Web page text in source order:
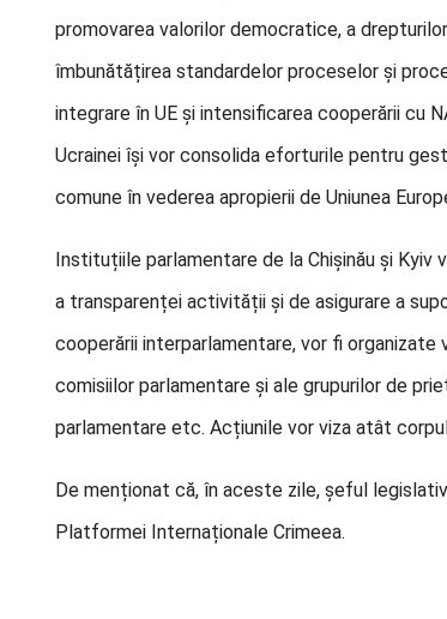
promovarea valorilor democratice, a
îmbunătățirea standardelor proceselor și
integrare în UE și intensificarea cooperării cu
Ucrainei își vor consolida eforturile pentru
comune în vederea apropierii de Uniunea
Instituțiile parlamentare de la Chișinău și
a transparenței activității și de asigurare a
cooperării interparlamentare, vor fi organizate
comisiilor parlamentare și ale grupurilor de
parlamentare etc. Acțiunile vor viza atât
De menționat că, în aceste zile, șeful
Platformei Internaționale Crimeea.